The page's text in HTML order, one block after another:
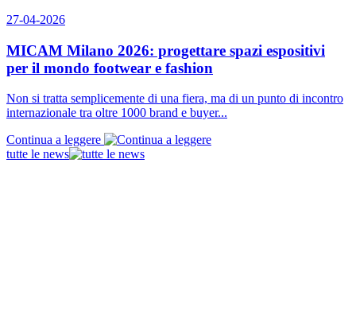
27-04-2026
MICAM Milano 2026: progettare spazi espositivi
per il mondo footwear e fashion
Non si tratta semplicemente di una fiera, ma di un punto di incontro
internazionale tra oltre 1000 brand e buyer...
Continua a leggere
tutte le news